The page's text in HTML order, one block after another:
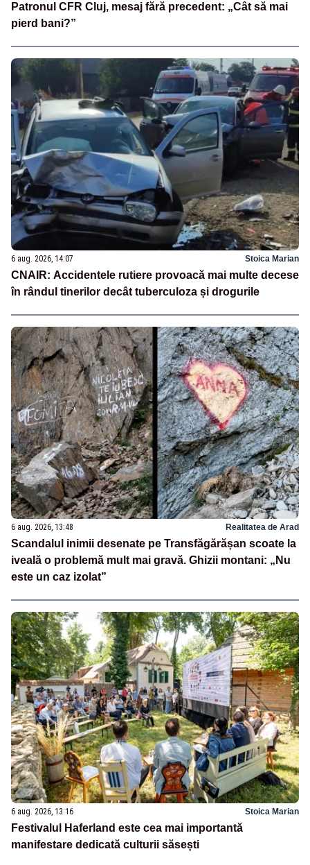
Patronul CFR Cluj, mesaj fără precedent: „Cât să mai
pierd bani?”
6 aug. 2026, 14:07 Stoica Marian
CNAIR: Accidentele rutiere provoacă mai multe decese
în rândul tinerilor decât tuberculoza și drogurile
6 aug. 2026, 13:48 Realitatea de Arad
Scandalul inimii desenate pe Transfăgărășan scoate la
iveală o problemă mult mai gravă. Ghizii montani: „Nu
este un caz izolat”
6 aug. 2026, 13:16 Stoica Marian
Festivalul Haferland este cea mai importantă
manifestare dedicată culturii săsești